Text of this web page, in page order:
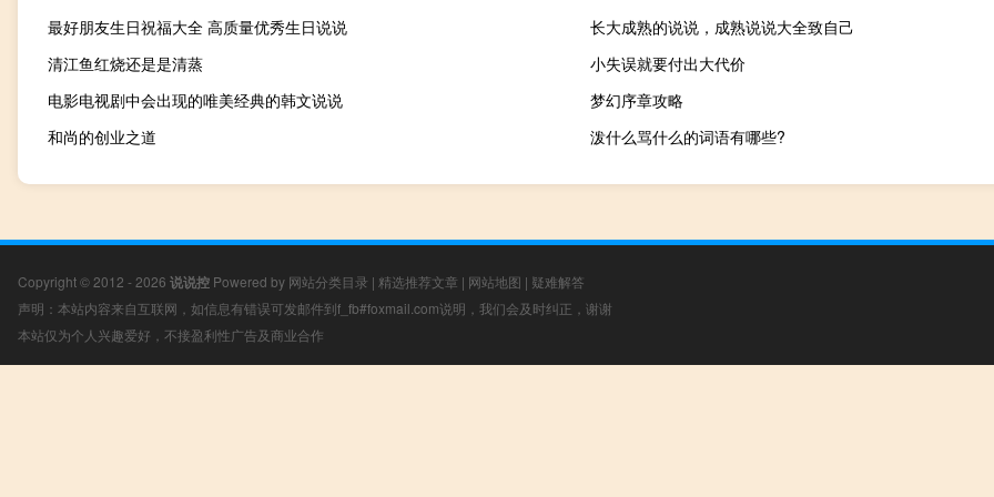
最好朋友生日祝福大全 高质量优秀生日说说
长大成熟的说说，成熟说说大全致自己
清江鱼红烧还是是清蒸
小失误就要付出大代价
电影电视剧中会出现的唯美经典的韩文说说
梦幻序章攻略
和尚的创业之道
泼什么骂什么的词语有哪些?
Copyright © 2012 - 2026 说说控 Powered by 网站分类目录 | 精选推荐文章 | 网站地图 | 疑难解答
声明：本站内容来自互联网，如信息有错误可发邮件到f_fb#foxmail.com说明，我们会及时纠正，谢谢
本站仅为个人兴趣爱好，不接盈利性广告及商业合作